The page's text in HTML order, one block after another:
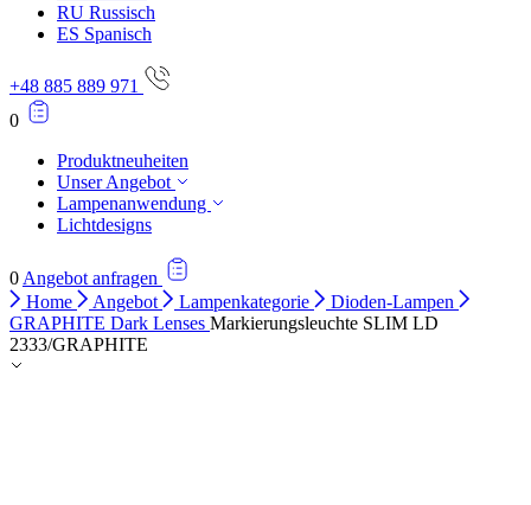
RU Russisch
ES Spanisch
+48 885 889 971
0
Produktneuheiten
Unser Angebot
Lampenanwendung
Lichtdesigns
0 Angebot anfragen
Home
Angebot Lampenkategorie
Dioden-Lampen
GRAPHITE Dark Lenses Markierungsleuchte SLIM LD
2333/GRAPHITE